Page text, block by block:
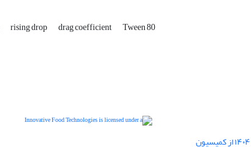
rising drop drag coefficient Tween 80
دریافت رتبه ارزیابی "بین المللی" در سال ۱۴۰۴ از کمیسیون